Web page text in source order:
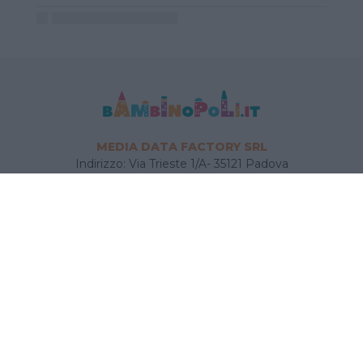
MEDIA DATA FACTORY SRL
Indirizzo: Via Trieste 1/A- 35121 Padova